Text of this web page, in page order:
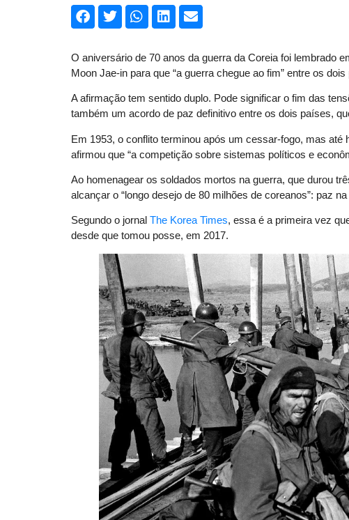
O aniversário de 70 anos da guerra da Coreia foi lembrado
Moon Jae-in para que “a guerra chegue ao fim” entre os
A afirmação tem sentido duplo. Pode significar o fim das
também um acordo de paz definitivo entre os dois países,
Em 1953, o conflito terminou após um cessar-fogo, mas até
afirmou que “a competição sobre sistemas políticos e
Ao homenagear os soldados mortos na guerra, que durou
alcançar o “longo desejo de 80 milhões de coreanos”: paz
Segundo o jornal The Korea Times, essa é a primeira vez
desde que tomou posse, em 2017.